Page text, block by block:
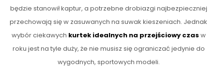
będzie stanowił kaptur, a potrzebne drobiazgi najbezpieczniej
przechowają się w zasuwanych na suwak kieszeniach. Jednak
wybór ciekawych kurtek idealnych na przejściowy czas w
roku jest na tyle duży, że nie musisz się ograniczać jedynie do
wygodnych, sportowych modeli.